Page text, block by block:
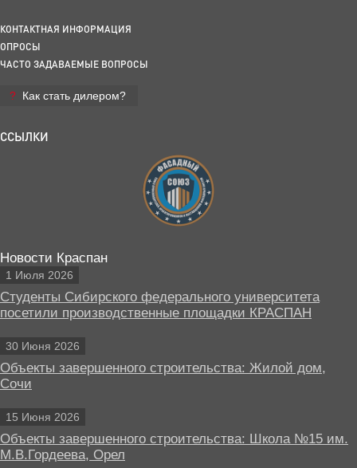
КОНТАКТНАЯ ИНФОРМАЦИЯ
ОПРОСЫ
ЧАСТО ЗАДАВАЕМЫЕ ВОПРОСЫ
Как стать дилером?
ССЫЛКИ
Новости Краспан
1 Июля 2026
Студенты Сибирского федерального университета
посетили производственные площадки КРАСПАН
30 Июня 2026
Объекты завершенного строительства: Жилой дом,
Сочи
15 Июня 2026
Объекты завершенного строительства: Школа №15 им.
М.В.Гордеева, Орел